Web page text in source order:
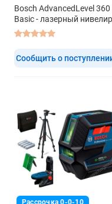
Bosch AdvancedLevel 360
Basic - лазерный нивелир
Сообщить о
Рассрочка 0-0-10